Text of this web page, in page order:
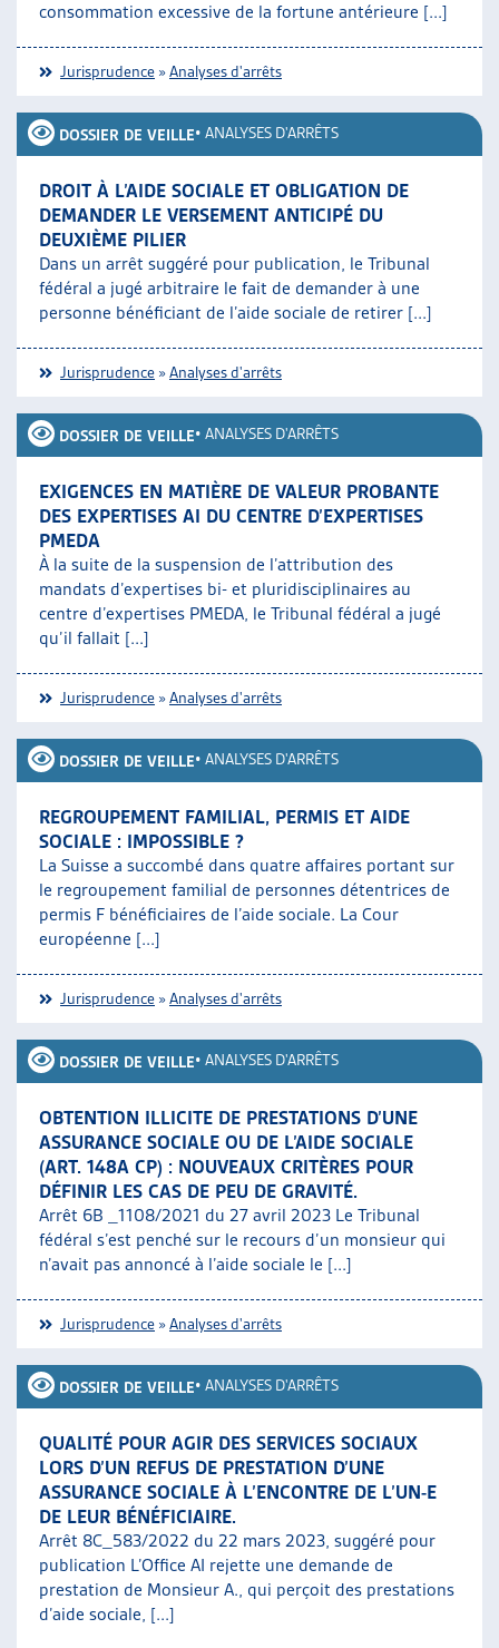
consommation excessive de la fortune antérieure [...]
Jurisprudence »Analyses d'arrêts
DOSSIER DE VEILLE• ANALYSES D'ARRÊTS
DROIT À L’AIDE SOCIALE ET OBLIGATION DE
DEMANDER LE VERSEMENT ANTICIPÉ DU
DEUXIÈME PILIER
Dans un arrêt suggéré pour publication, le Tribunal
fédéral a jugé arbitraire le fait de demander à une
personne bénéficiant de l’aide sociale de retirer [...]
Jurisprudence »Analyses d'arrêts
DOSSIER DE VEILLE• ANALYSES D'ARRÊTS
EXIGENCES EN MATIÈRE DE VALEUR PROBANTE
DES EXPERTISES AI DU CENTRE D’EXPERTISES
PMEDA
À la suite de la suspension de l’attribution des
mandats d’expertises bi- et pluridisciplinaires au
centre d’expertises PMEDA, le Tribunal fédéral a jugé
qu’il fallait [...]
Jurisprudence »Analyses d'arrêts
DOSSIER DE VEILLE• ANALYSES D'ARRÊTS
REGROUPEMENT FAMILIAL, PERMIS ET AIDE
SOCIALE : IMPOSSIBLE ?
La Suisse a succombé dans quatre affaires portant sur
le regroupement familial de personnes détentrices de
permis F bénéficiaires de l’aide sociale. La Cour
européenne [...]
Jurisprudence »Analyses d'arrêts
DOSSIER DE VEILLE• ANALYSES D'ARRÊTS
OBTENTION ILLICITE DE PRESTATIONS D’UNE
ASSURANCE SOCIALE OU DE L’AIDE SOCIALE
(ART. 148A CP) : NOUVEAUX CRITÈRES POUR
DÉFINIR LES CAS DE PEU DE GRAVITÉ.
Arrêt 6B _1108/2021 du 27 avril 2023 Le Tribunal
fédéral s’est penché sur le recours d’un monsieur qui
n’avait pas annoncé à l’aide sociale le [...]
Jurisprudence »Analyses d'arrêts
DOSSIER DE VEILLE• ANALYSES D'ARRÊTS
QUALITÉ POUR AGIR DES SERVICES SOCIAUX
LORS D’UN REFUS DE PRESTATION D’UNE
ASSURANCE SOCIALE À L’ENCONTRE DE L’UN-E
DE LEUR BÉNÉFICIAIRE.
Arrêt 8C_583/2022 du 22 mars 2023, suggéré pour
publication L’Office AI rejette une demande de
prestation de Monsieur A., qui perçoit des prestations
d’aide sociale, [...]